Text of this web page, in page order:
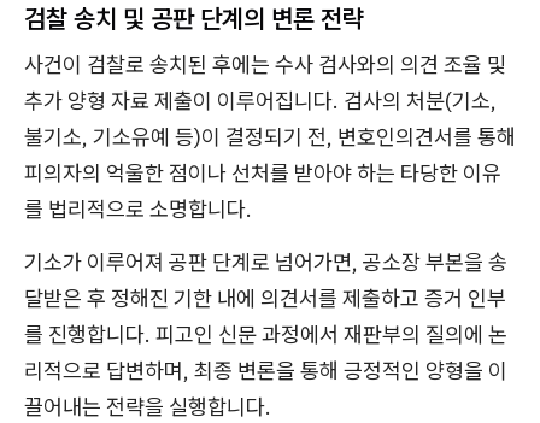
검찰 송치 및 공판 단계의 변론 전략
사건이 검찰로 송치된 후에는 수사 검사와의 의견 조율 및
추가 양형 자료 제출이 이루어집니다. 검사의 처분(기소,
불기소, 기소유예 등)이 결정되기 전, 변호인의견서를 통해
피의자의 억울한 점이나 선처를 받아야 하는 타당한 이유
를 법리적으로 소명합니다.
기소가 이루어져 공판 단계로 넘어가면, 공소장 부본을 송
달받은 후 정해진 기한 내에 의견서를 제출하고 증거 인부
를 진행합니다. 피고인 신문 과정에서 재판부의 질의에 논
리적으로 답변하며, 최종 변론을 통해 긍정적인 양형을 이
끌어내는 전략을 실행합니다.